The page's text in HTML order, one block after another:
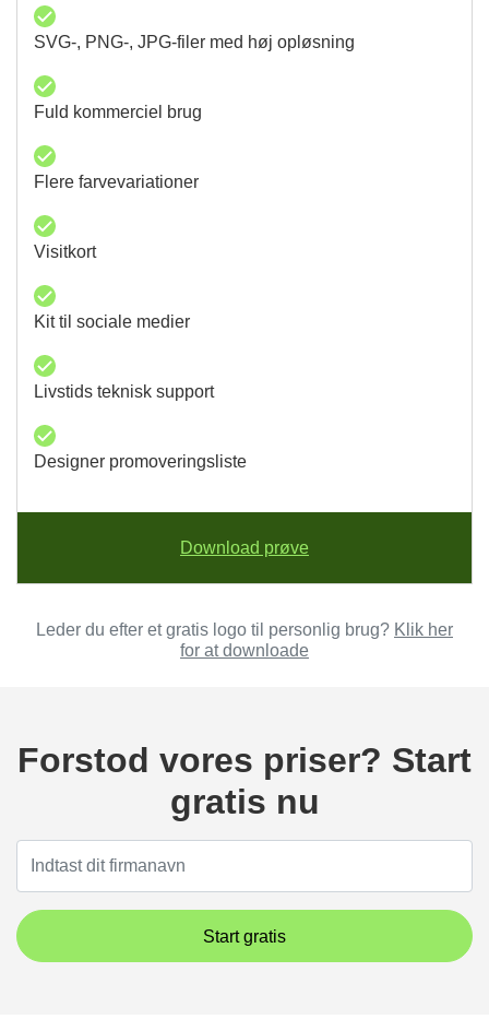
SVG-, PNG-, JPG-filer med høj opløsning
Fuld kommerciel brug
Flere farvevariationer
Visitkort
Kit til sociale medier
Livstids teknisk support
Designer promoveringsliste
Download prøve
Leder du efter et gratis logo til personlig brug? Klik her
for at downloade
Forstod vores priser? Start
gratis nu
Start gratis